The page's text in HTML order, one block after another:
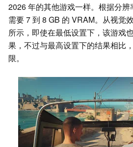
2026 年的其他游戏一样。根据分
需要 7 到 8 GB 的 VRAM。从视觉
所示，即使在最低设置下，该游戏
果，不过与最高设置下的结果相比
限。